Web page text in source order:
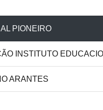
PIONEIRO
INSTITUTO
ARANTES